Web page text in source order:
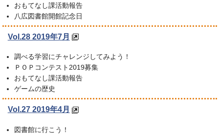
おもてなし課活動報告
八広図書館開館記念日
Vol.28 2019年7月
調べる学習にチャレンジしてみよう！
ＰＯＰコンテスト2019募集
おもてなし課活動報告
ゲームの歴史
Vol.27 2019年4月
図書館に行こう！